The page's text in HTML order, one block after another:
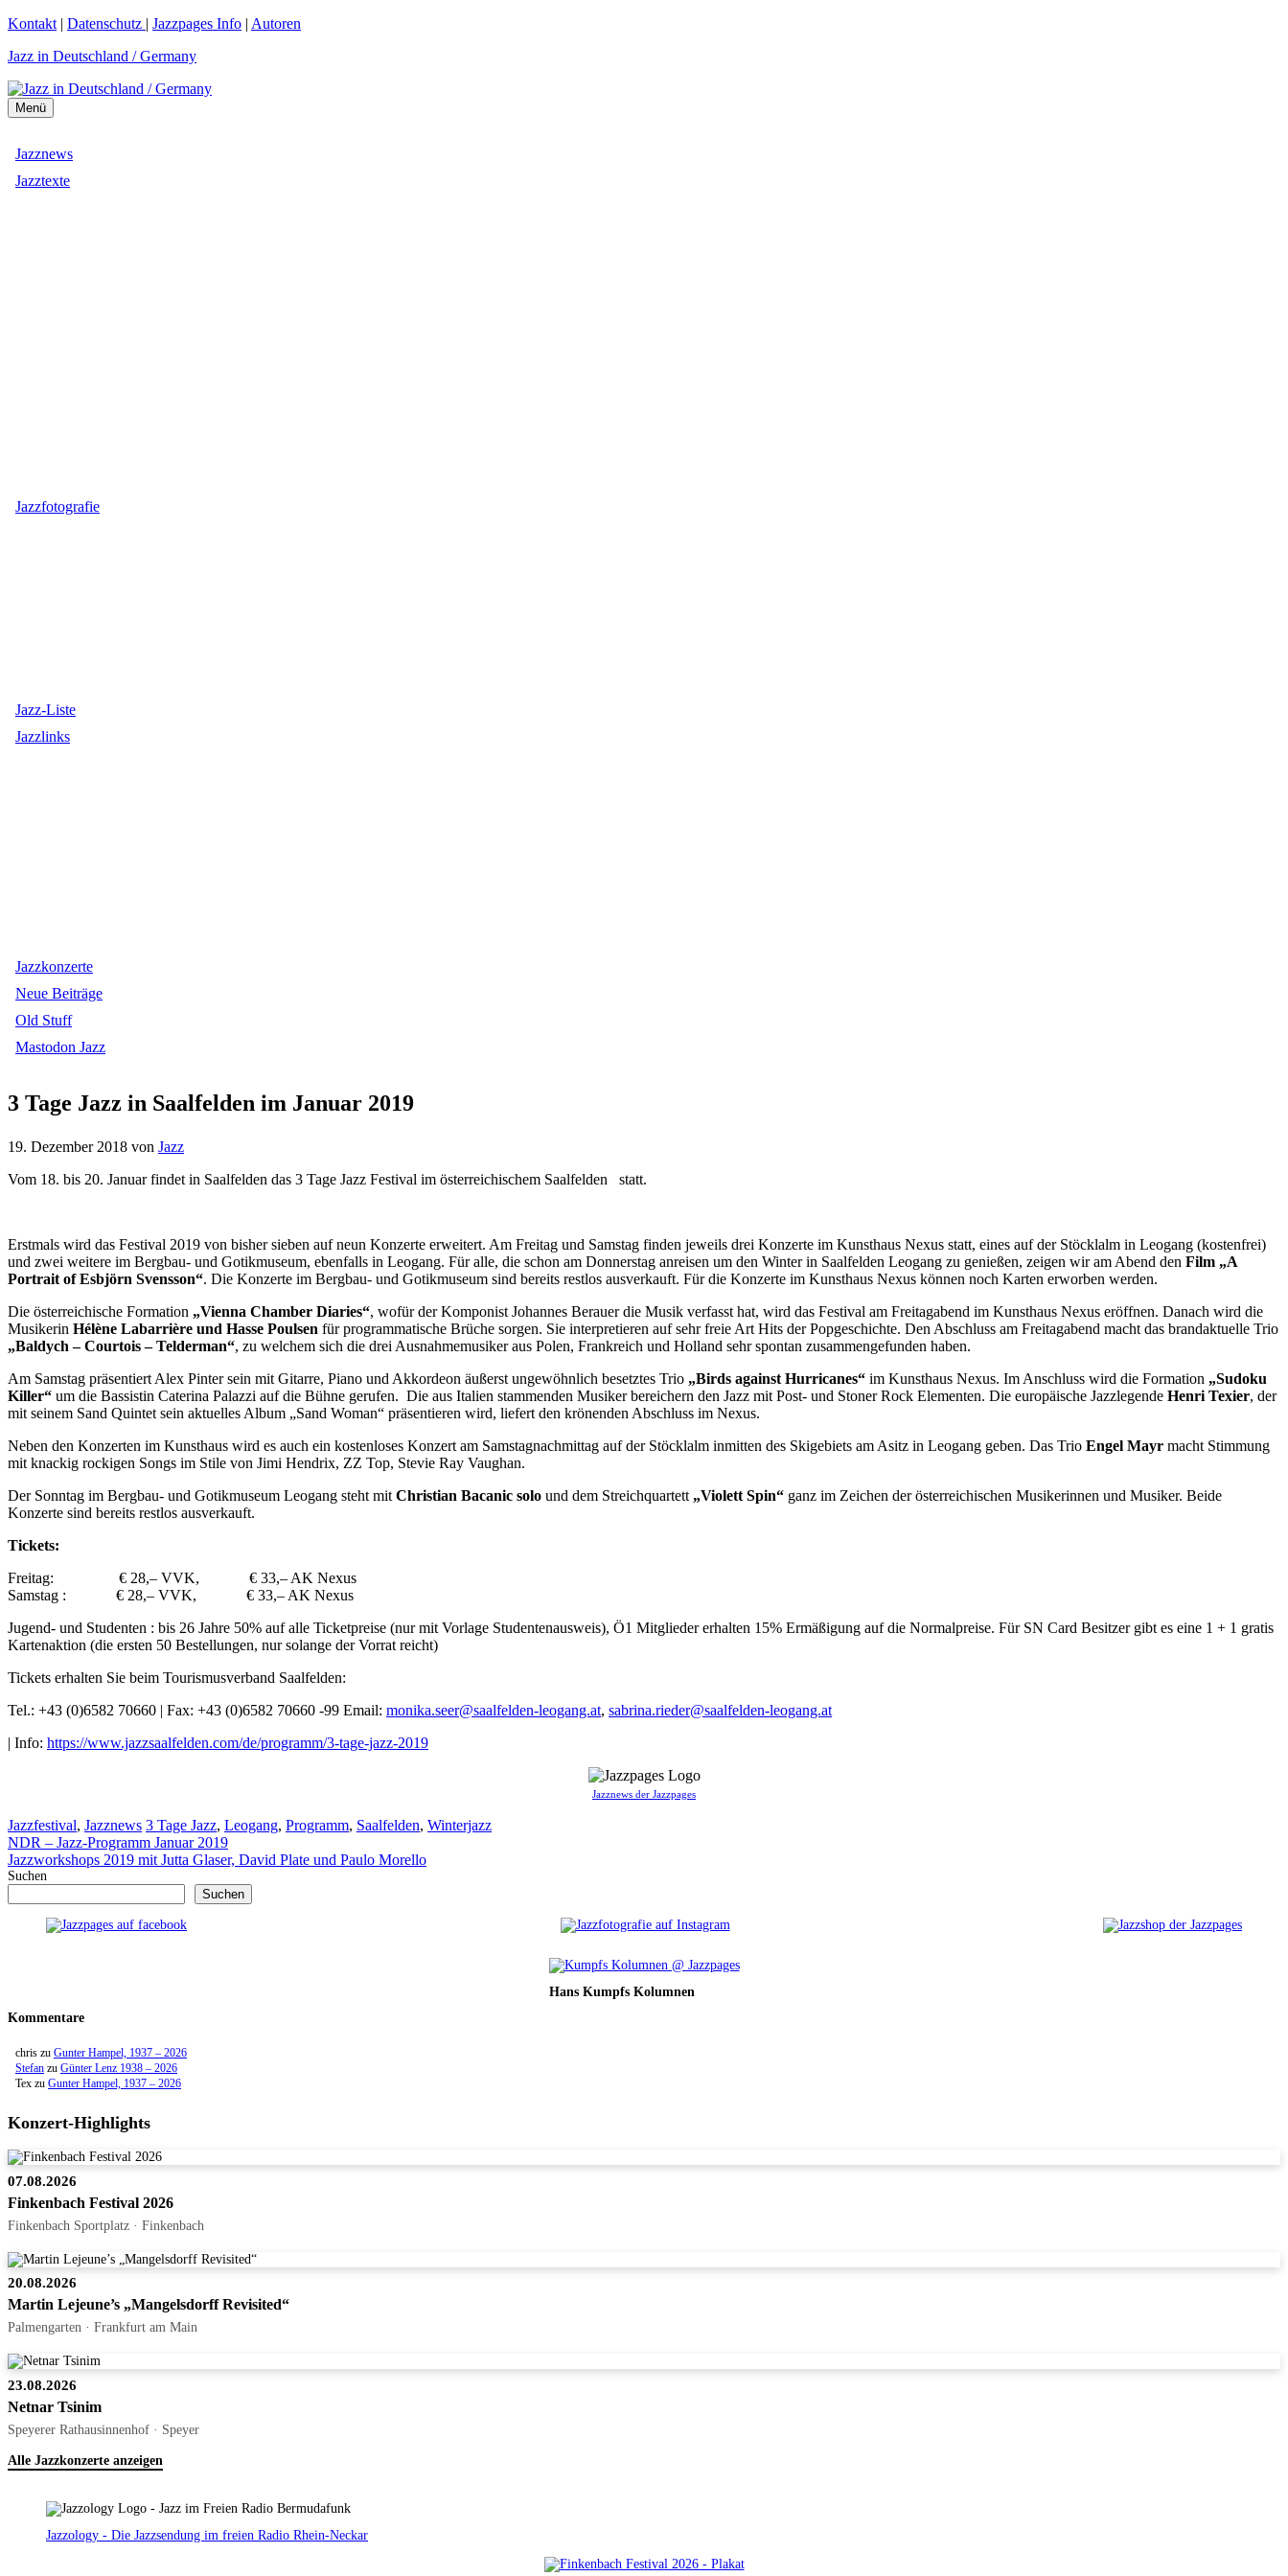
Zum
springen
Kontakt | Datenschutz | Jazzpages Info | Autoren
Jazz in Deutschland / Germany
Menü
Jazznews
Jazztexte
Jazzfotografie
Jazz-Liste
Jazzlinks
Jazzkonzerte
Neue Beiträge
Old Stuff
Mastodon Jazz
3 Tage Jazz in Saalfelden im Januar 2019
19. Dezember 2018 von Jazz
Vom 18. bis 20. Januar findet in Saalfelden das 3 Tage Jazz Festival im österreichischem Saalfelden statt.
Erstmals wird das Festival 2019 von bisher sieben auf neun Konzerte erweitert. Am Freitag und Samstag finden jeweils drei Konzerte im Kunsthaus Nexus statt, eines auf der Stöcklalm in Leogang (kostenfrei)
und zwei weitere im Bergbau- und Gotikmuseum, ebenfalls in Leogang. Für alle, die schon am Donnerstag anreisen um den Winter in Saalfelden Leogang zu genießen, zeigen wir am Abend den Film „A
Portrait of Esbjörn Svensson“. Die Konzerte im Bergbau- und Gotikmuseum sind bereits restlos ausverkauft. Für die Konzerte im Kunsthaus Nexus können noch Karten erworben werden.
Die österreichische Formation „Vienna Chamber Diaries“, wofür der Komponist Johannes Berauer die Musik verfasst hat, wird das Festival am Freitagabend im Kunsthaus Nexus eröffnen. Danach wird die
Musikerin Hélène Labarrière und Hasse Poulsen für programmatische Brüche sorgen. Sie interpretieren auf sehr freie Art Hits der Popgeschichte. Den Abschluss am Freitagabend macht das brandaktuelle Trio
„Baldych – Courtois – Telderman“, zu welchem sich die drei Ausnahmemusiker aus Polen, Frankreich und Holland sehr spontan zusammengefunden haben.
Am Samstag präsentiert Alex Pinter sein mit Gitarre, Piano und Akkordeon äußerst ungewöhnlich besetztes Trio „Birds against Hurricanes“ im Kunsthaus Nexus. Im Anschluss wird die Formation „Sudoku
Killer“ um die Bassistin Caterina Palazzi auf die Bühne gerufen. Die aus Italien stammenden Musiker bereichern den Jazz mit Post- und Stoner Rock Elementen. Die europäische Jazzlegende Henri Texier, der
mit seinem Sand Quintet sein aktuelles Album „Sand Woman“ präsentieren wird, liefert den krönenden Abschluss im Nexus.
Neben den Konzerten im Kunsthaus wird es auch ein kostenloses Konzert am Samstagnachmittag auf der Stöcklalm inmitten des Skigebiets am Asitz in Leogang geben. Das Trio Engel Mayr macht Stimmung
mit knackig rockigen Songs im Stile von Jimi Hendrix, ZZ Top, Stevie Ray Vaughan.
Der Sonntag im Bergbau- und Gotikmuseum Leogang steht mit Christian Bacanic solo und dem Streichquartett „Violett Spin“ ganz im Zeichen der österreichischen Musikerinnen und Musiker. Beide
Konzerte sind bereits restlos ausverkauft.
Tickets:
Freitag: € 28,– VVK, € 33,– AK Nexus
Samstag : € 28,– VVK, € 33,– AK Nexus
Jugend- und Studenten : bis 26 Jahre 50% auf alle Ticketpreise (nur mit Vorlage Studentenausweis), Ö1 Mitglieder erhalten 15% Ermäßigung auf die Normalpreise. Für SN Card Besitzer gibt es eine 1 + 1 gratis
Kartenaktion (die ersten 50 Bestellungen, nur solange der Vorrat reicht)
Tickets erhalten Sie beim Tourismusverband Saalfelden:
Tel.: +43 (0)6582 70660 | Fax: +43 (0)6582 70660 -99 Email: monika.seer@saalfelden-leogang.at, sabrina.rieder@saalfelden-leogang.at
| Info: https://www.jazzsaalfelden.com/de/programm/3-tage-jazz-2019
Jazznews der Jazzpages
Kategorien
Jazzfestival, Jazznews Schlagwörter
3 Tage Jazz, Leogang, Programm, Saalfelden, Winterjazz
NDR – Jazz-Programm Januar 2019
Jazzworkshops 2019 mit Jutta Glaser, David Plate und Paulo Morello
Suchen
Suchen
Hans Kumpfs Kolumnen
Kommentare
chris zu Gunter Hampel, 1937 – 2026
Stefan zu Günter Lenz 1938 – 2026
Tex zu Gunter Hampel, 1937 – 2026
Konzert-Highlights
07.08.2026
Finkenbach Festival 2026
Finkenbach Sportplatz · Finkenbach
20.08.2026
Martin Lejeune’s „Mangelsdorff Revisited“
Palmengarten · Frankfurt am Main
23.08.2026
Netnar Tsinim
Speyerer Rathausinnenhof · Speyer
Alle Jazzkonzerte anzeigen
Jazzology - Die Jazzsendung im freien Radio Rhein-Neckar